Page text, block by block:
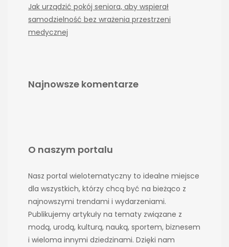
Jak urządzić pokój seniora, aby wspierał
samodzielność bez wrażenia przestrzeni
medycznej
Najnowsze komentarze
O naszym portalu
Nasz portal wielotematyczny to idealne miejsce
dla wszystkich, którzy chcą być na bieżąco z
najnowszymi trendami i wydarzeniami.
Publikujemy artykuły na tematy związane z
modą, urodą, kulturą, nauką, sportem, biznesem
i wieloma innymi dziedzinami. Dzięki nam